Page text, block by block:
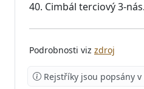
Podrobnosti viz zdroj
Rejstříky jsou popsány v